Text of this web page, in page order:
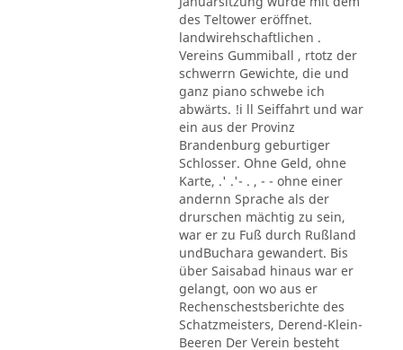
des Teltower eröffnet.
landwirehschaftlichen .
Vereins Gummiball , rtotz der
schwerrn Gewichte, die und
ganz piano schwebe ich
abwärts. !i ll Seiffahrt und war
ein aus der Provinz
Brandenburg geburtiger
Schlosser. Ohne Geld, ohne
Karte, .' .'- . , - - ohne einer
andernn Sprache als der
drurschen mächtig zu sein,
war er zu Fuß durch Rußland
undBuchara gewandert. Bis
über Saisabad hinaus war er
gelangt, oon wo aus er
Rechenschestsberichte des
Schatzmeisters, Derend-Klein-
Beeren Der Verein besteht